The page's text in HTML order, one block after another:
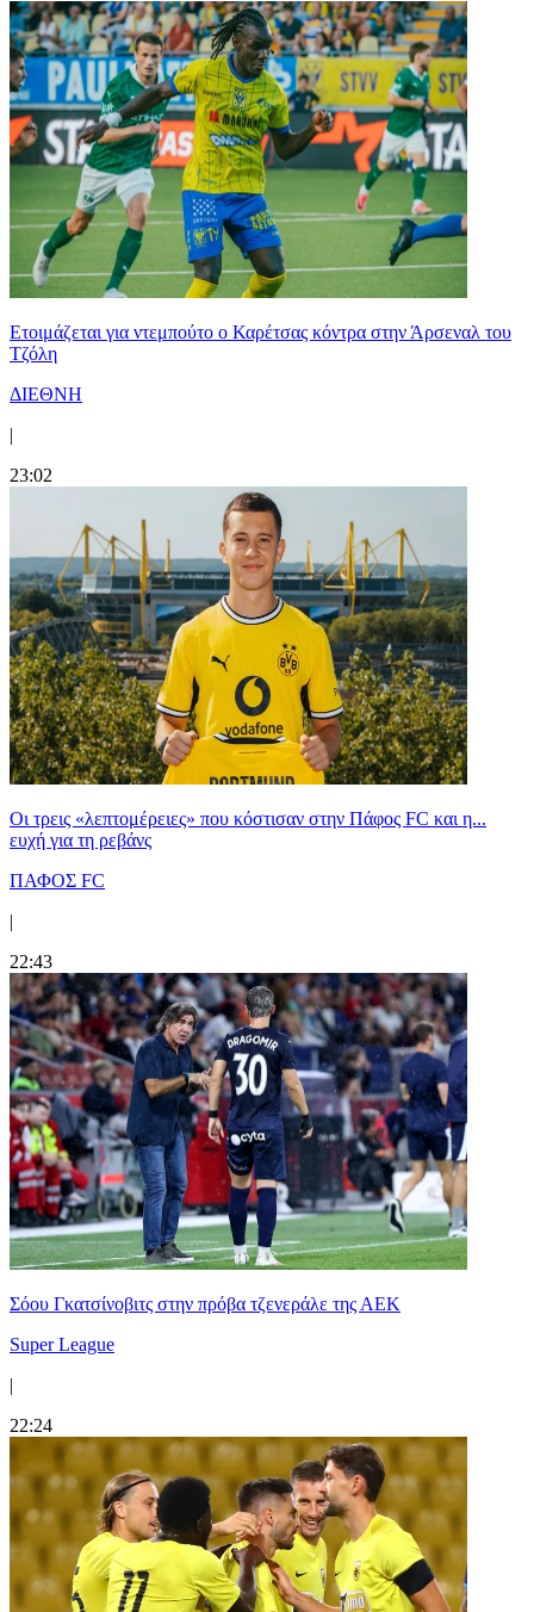
Ετοιμάζεται για ντεμπούτο ο Καρέτσας κόντρα στην Άρσεναλ του
Τζόλη
ΔΙΕΘΝΗ
|
23:02
Οι τρεις «λεπτομέρειες» που κόστισαν στην Πάφος FC και η...
ευχή για τη ρεβάνς
ΠΑΦΟΣ FC
|
22:43
Σόου Γκατσίνοβιτς στην πρόβα τζενεράλε της ΑΕΚ
Super League
|
22:24